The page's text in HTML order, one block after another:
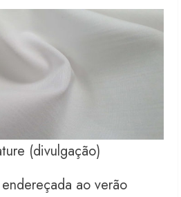
(divulgação)
ao verão